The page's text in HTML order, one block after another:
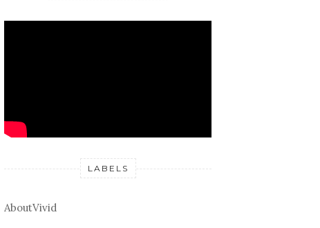
LABELS
AboutVivid